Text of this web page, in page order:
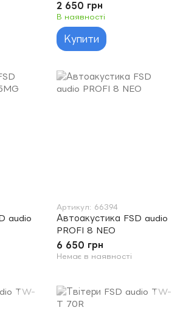
2 650 грн
В наявності
Купити
audio
Артикул: 66394
Автоакустика FSD audio
PROFI 8 NEO
6 650 грн
Немає в наявності